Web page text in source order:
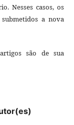
Nesses casos, os
a nova
são de sua